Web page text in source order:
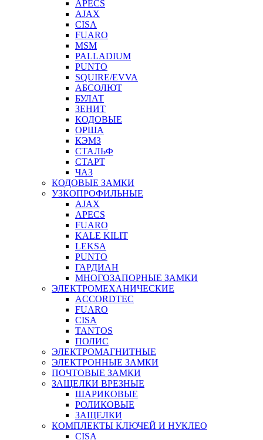
APECS
AJAX
CISA
FUARO
MSM
PALLADIUM
PUNTO
SQUIRE/EVVA
АБСОЛЮТ
БУЛАТ
ЗЕНИТ
КОДОВЫЕ
ОРША
КЭМЗ
СТАЛЬФ
СТАРТ
ЧАЗ
КОДОВЫЕ ЗАМКИ
УЗКОПРОФИЛЬНЫЕ
AJAX
APECS
FUARO
KALE KILIT
LEKSA
PUNTO
ГАРДИАН
МНОГОЗАПОРНЫЕ ЗАМКИ
ЭЛЕКТРОМЕХАНИЧЕСКИЕ
ACCORDTEC
FUARO
CISA
TANTOS
ПОЛИС
ЭЛЕКТРОМАГНИТНЫЕ
ЭЛЕКТРОННЫЕ ЗАМКИ
ПОЧТОВЫЕ ЗАМКИ
ЗАЩЕЛКИ ВРЕЗНЫЕ
ШАРИКОВЫЕ
РОЛИКОВЫЕ
ЗАЩЕЛКИ
КОМПЛЕКТЫ КЛЮЧЕЙ И НУКЛЕО
CISA